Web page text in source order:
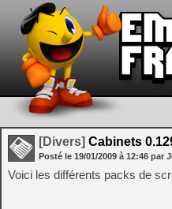
[Divers] Cabinets
Posté le 19/01/2009 à 12:46 par
Voici les différents packs de